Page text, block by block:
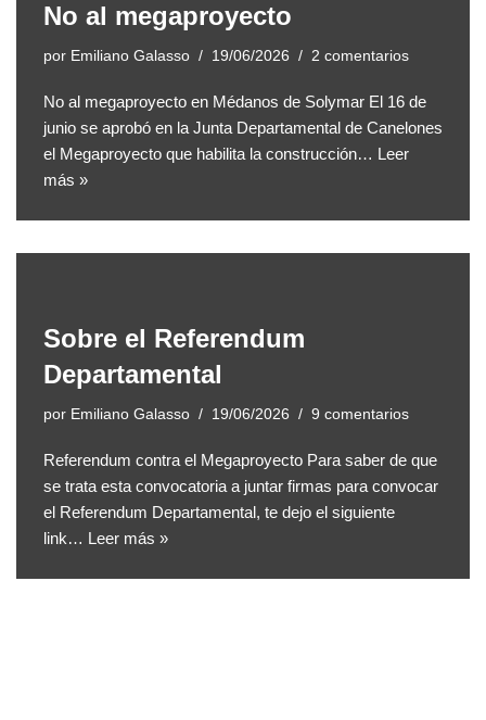
No al megaproyecto
por Emiliano Galasso 19/06/2026 2 comentarios
No al megaproyecto en Médanos de Solymar El 16 de
junio se aprobó en la Junta Departamental de Canelones
el Megaproyecto que habilita la construcción… Leer
más »
Sobre el Referendum
Departamental
por Emiliano Galasso 19/06/2026 9 comentarios
Referendum contra el Megaproyecto Para saber de que
se trata esta convocatoria a juntar firmas para convocar
el Referendum Departamental, te dejo el siguiente
link… Leer más »